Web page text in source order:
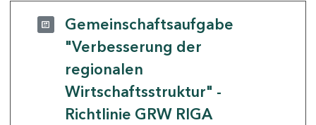
Gemeinschaftsaufgabe
"Verbesserung der
regionalen
Wirtschaftsstruktur" -
Richtlinie GRW RIGA